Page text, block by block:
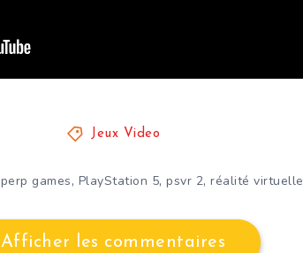
Jeux Video
perp games, PlayStation 5,psvr 2,réalité virtuelle
Afficher les commentaires